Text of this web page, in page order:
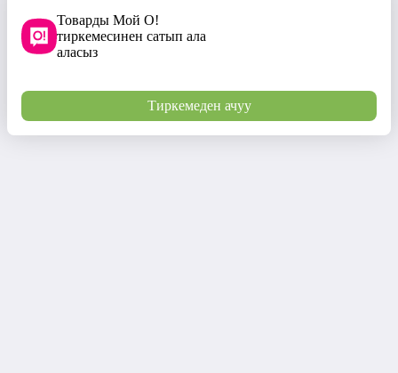
Товарды Мой О!
тиркемесинен сатып ала
аласыз
Тиркемеден ачуу